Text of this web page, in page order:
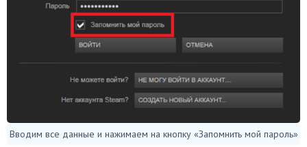
Вводим все данные и нажимаем на кнопку «Запомнить мой пароль»